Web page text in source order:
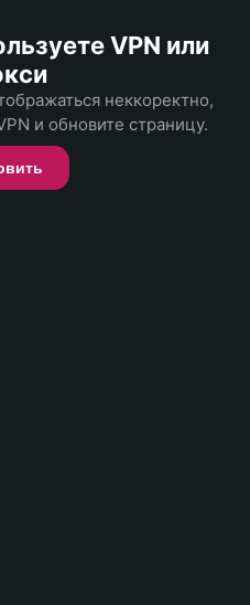
VPN или
неккоректно,
и обновите страницу.